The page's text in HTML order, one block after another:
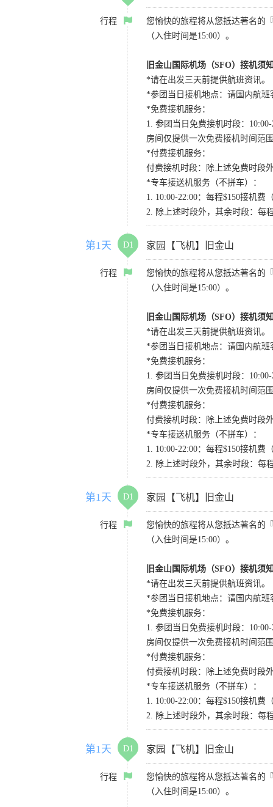
行程
您愉快的旅程将从您抵达著名的
（入住时间是15:00）。
旧金山国际机场（SFO）接机须
*请在出发三天前提供航班资讯。
*参团当日接机地点：请国内航班
*免费接机服务：
1. 参团当日免费接机时段：
房间仅提供一次免费接机时间范
*付费接机服务：
付费接机时段：除上述免费时段
*专车接送机服务（不拼车）：
1. 10:00-22:00：每程$150接机
2. 除上述时段外，其余时段：每
第1天 D1 家园【飞机】旧金山
行程
您愉快的旅程将从您抵达著名的
（入住时间是15:00）。
旧金山国际机场（SFO）接机须
*请在出发三天前提供航班资讯。
*参团当日接机地点：请国内航班
*免费接机服务：
1. 参团当日免费接机时段：
房间仅提供一次免费接机时间范
*付费接机服务：
付费接机时段：除上述免费时段
*专车接送机服务（不拼车）：
1. 10:00-22:00：每程$150接机
2. 除上述时段外，其余时段：每
第1天 D1 家园【飞机】旧金山
行程
您愉快的旅程将从您抵达著名的
（入住时间是15:00）。
旧金山国际机场（SFO）接机须
*请在出发三天前提供航班资讯。
*参团当日接机地点：请国内航班
*免费接机服务：
1. 参团当日免费接机时段：
房间仅提供一次免费接机时间范
*付费接机服务：
付费接机时段：除上述免费时段
*专车接送机服务（不拼车）：
1. 10:00-22:00：每程$150接机
2. 除上述时段外，其余时段：每
第1天 D1 家园【飞机】旧金山
行程
您愉快的旅程将从您抵达著名的
（入住时间是15:00）。